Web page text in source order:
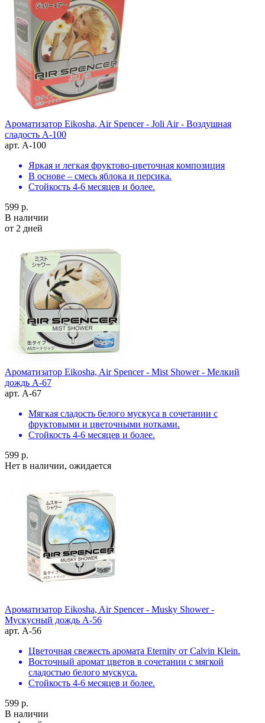
Ароматизатор Eikosha, Air Spencer - Joli Air - Воздушная
сладость A-100
арт. A-100
Яркая и легкая фруктово-цветочная композиция
В основе – смесь яблока и персика.
Стойкость 4-6 месяцев и более.
599 р.
В наличии
от 2 дней
Ароматизатор Eikosha, Air Spencer - Mist Shower - Мелкий
дождь A-67
арт. A-67
Мягкая сладость белого мускуса в сочетании с
фруктовыми и цветочными нотками.
Стойкость 4-6 месяцев и более.
599 р.
Нет в наличии, ожидается
Ароматизатор Eikosha, Air Spencer - Musky Shower -
Мускусный дождь A-56
арт. A-56
Цветочная свежесть аромата Eternity от Calvin Klein.
Восточный аромат цветов в сочетании с мягкой
сладостью белого мускуса.
Стойкость 4-6 месяцев и более.
599 р.
В наличии